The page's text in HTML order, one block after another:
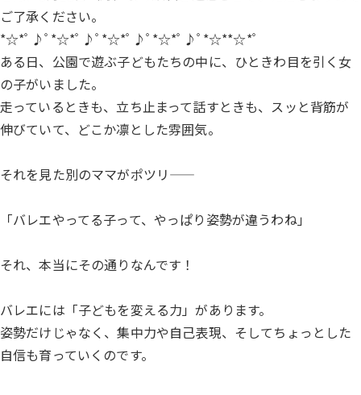
ご了承ください。
*☆*ﾟ♪ﾟ*☆*ﾟ♪ﾟ*☆*ﾟ♪ﾟ*☆*ﾟ♪ﾟ*☆**☆*ﾟ
ある日、公園で遊ぶ子どもたちの中に、ひときわ目を引く女
の子がいました。
走っているときも、立ち止まって話すときも、スッと背筋が
伸びていて、どこか凛とした雰囲気。
それを見た別のママがポツリ――
「バレエやってる子って、やっぱり姿勢が違うわね」
それ、本当にその通りなんです！
バレエには「子どもを変える力」があります。
姿勢だけじゃなく、集中力や自己表現、そしてちょっとした
自信も育っていくのです。